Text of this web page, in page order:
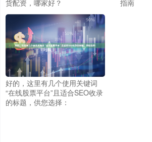
货配资，哪家好？
指南
好的，这里有几个使用关键词
“在线股票平台”且适合SEO收录
的标题，供您选择：